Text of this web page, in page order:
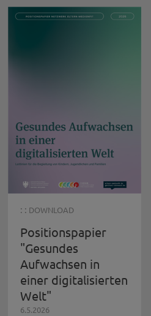
: : DOWNLOAD
Positionspapier
"Gesundes
Aufwachsen in
einer digitalisierten
Welt"
6.5.2026